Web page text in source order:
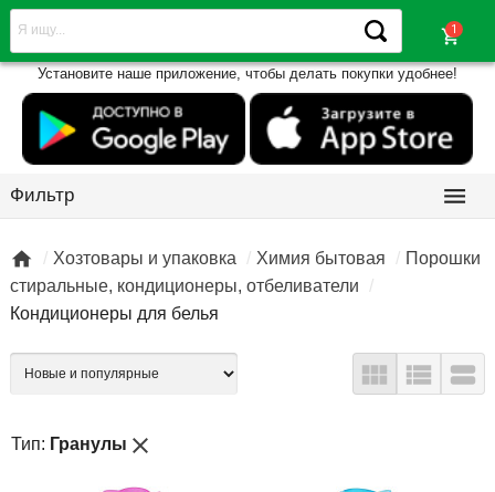
shopping_cart
Установите наше приложение, чтобы делать покупки удобнее!
Фильтр 
 Хозтовары и упаковка Химия бытовая
Порошки
стиральные, кондиционеры, отбеливатели
Кондиционеры для белья
  
Тип: Гранулы close